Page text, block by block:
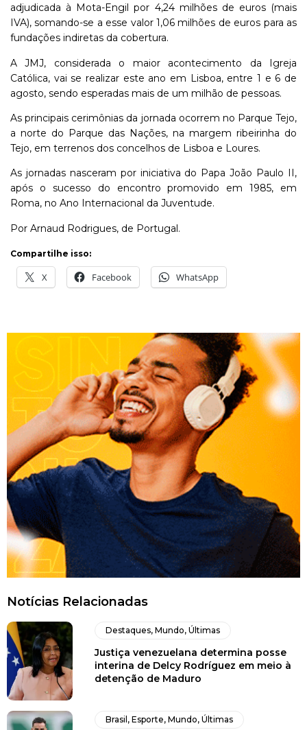
adjudicada à Mota-Engil por 4,24 milhões de euros (mais
IVA), somando-se a esse valor 1,06 milhões de euros para as
fundações indiretas da cobertura.
A JMJ, considerada o maior acontecimento da Igreja
Católica, vai se realizar este ano em Lisboa, entre 1 e 6 de
agosto, sendo esperadas mais de um milhão de pessoas.
As principais cerimônias da jornada ocorrem no Parque Tejo,
a norte do Parque das Nações, na margem ribeirinha do
Tejo, em terrenos dos concelhos de Lisboa e Loures.
As jornadas nasceram por iniciativa do Papa João Paulo II,
após o sucesso do encontro promovido em 1985, em
Roma, no Ano Internacional da Juventude.
Por Arnaud Rodrigues, de Portugal.
Compartilhe isso:
X Facebook WhatsApp
Notícias Relacionadas
Destaques,Mundo,Últimas
Justiça venezuelana determina posse
interina de Delcy Rodríguez em meio à
detenção de Maduro
Brasil ,Esporte,Mundo,Últimas